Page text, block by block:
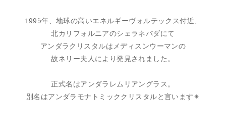
1995年、地球の高いエネルギーヴォルテックス付近、
北カリフォルニアのシェラネバダにて
アンダラクリスタルはメディスンウーマンの
故ネリー夫人により発見されました。
正式名はアンダラレムリアングラス。
別名はアンダラモナトミッククリスタルと言います✴︎